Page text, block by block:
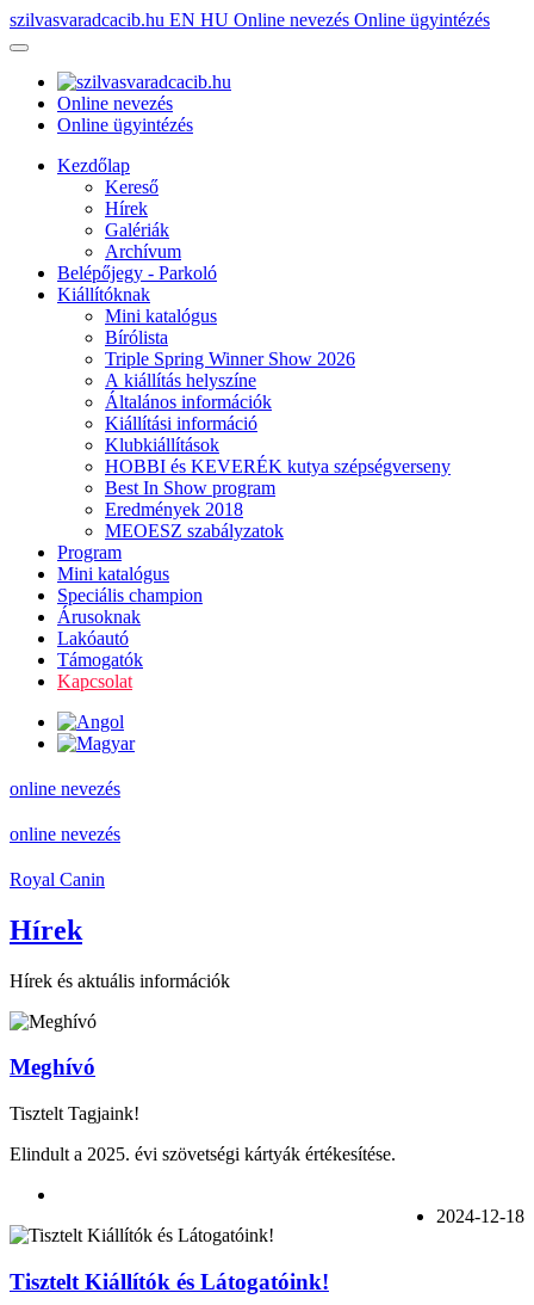
szilvasvaradcacib.hu EN HU Online nevezés Online ügyintézés
Online nevezés
Online ügyintézés
Kezdőlap
Kereső
Hírek
Galériák
Archívum
Belépőjegy - Parkoló
Kiállítóknak
Mini katalógus
Bírólista
Triple Spring Winner Show 2026
A kiállítás helyszíne
Általános információk
Kiállítási információ
Klubkiállítások
HOBBI és KEVERÉK kutya szépségverseny
Best In Show program
Eredmények 2018
MEOESZ szabályzatok
Program
Mini katalógus
Speciális champion
Árusoknak
Lakóautó
Támogatók
Kapcsolat
online nevezés
online nevezés
Royal Canin
Hírek
Hírek és aktuális információk
Meghívó
Tisztelt Tagjaink!
Elindult a 2025. évi szövetségi kártyák értékesítése.
2024-12-18
Tisztelt Kiállítók és Látogatóink!